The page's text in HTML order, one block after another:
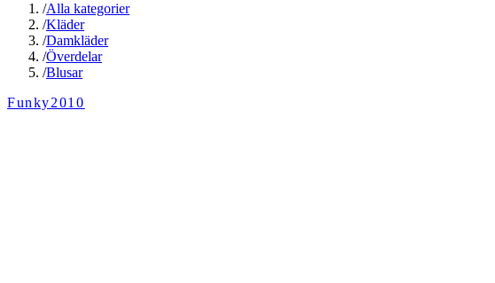
/Alla kategorier
/Kläder
/Damkläder
/Överdelar
/Blusar
Funky2010